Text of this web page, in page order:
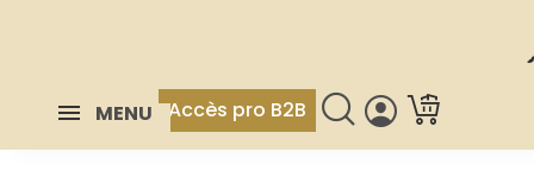
MENU Accès pro B2B